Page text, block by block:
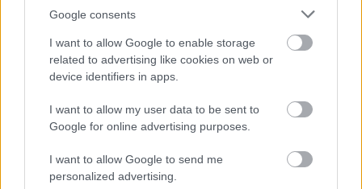
Google consents
I want to allow Google to enable storage
related to advertising like cookies on web or
device identifiers in apps.
I want to allow my user data to be sent to
Google for online advertising purposes.
I want to allow Google to send me
personalized advertising.
Ironikus